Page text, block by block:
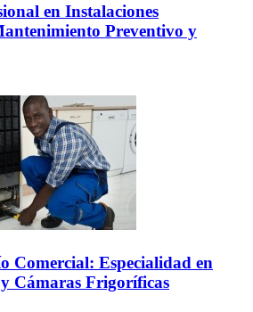
en Instalaciones
Preventivo y
Comercial: Especialidad en
Cámaras Frigoríficas